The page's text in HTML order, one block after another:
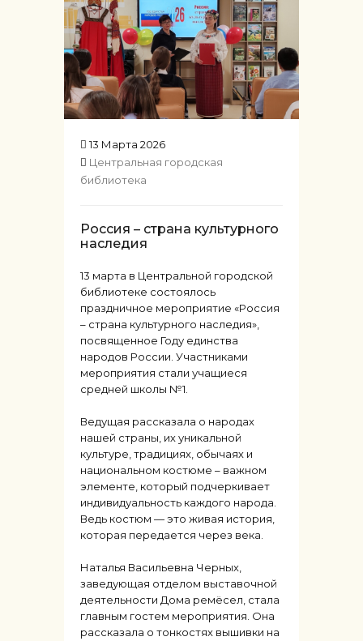
13 Марта 2026
Центральная городская
библиотека
Россия – страна культурного
наследия
13 марта в Центральной городской
библиотеке состоялось
праздничное мероприятие «Россия
– страна культурного наследия»,
посвященное Году единства
народов России. Участниками
мероприятия стали учащиеся
средней школы №1.
Ведущая рассказала о народах
нашей страны, их уникальной
культуре, традициях, обычаях и
национальном костюме – важном
элементе, который подчеркивает
индивидуальность каждого народа.
Ведь костюм — это живая история,
которая передается через века.
Наталья Васильевна Черных,
заведующая отделом выставочной
деятельности Дома ремёсел, стала
главным гостем мероприятия. Она
рассказала о тонкостях вышивки на